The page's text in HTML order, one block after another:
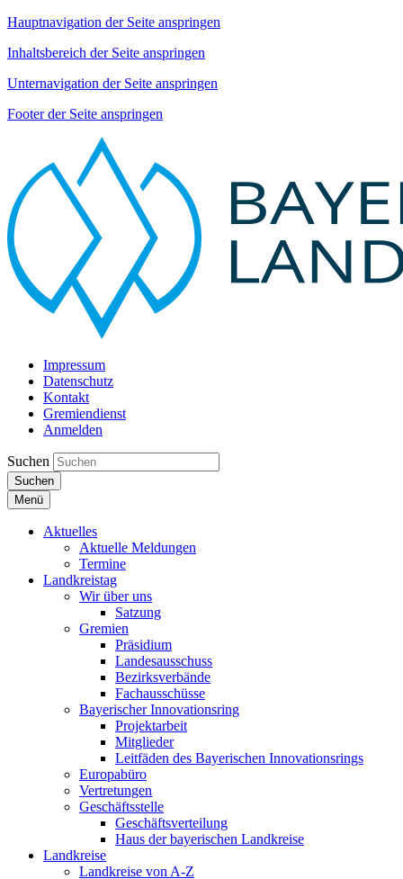
Hauptnavigation der Seite anspringen
Inhaltsbereich der Seite anspringen
Unternavigation der Seite anspringen
Footer der Seite anspringen
Impressum
Datenschutz
Kontakt
Gremiendienst
Anmelden
Suchen
Suchen
Menü
Aktuelles
Aktuelle Meldungen
Termine
Landkreistag
Wir über uns
Satzung
Gremien
Präsidium
Landesausschuss
Bezirksverbände
Fachausschüsse
Bayerischer Innovationsring
Projektarbeit
Mitglieder
Leitfäden des Bayerischen Innovationsrings
Europabüro
Vertretungen
Geschäftsstelle
Geschäftsverteilung
Haus der bayerischen Landkreise
Landkreise
Landkreise von A-Z